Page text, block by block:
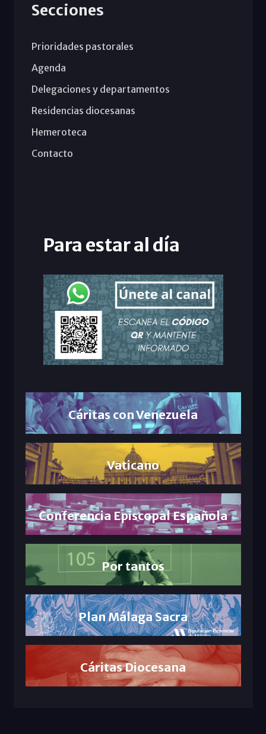
Secciones
Prioridades pastorales
Agenda
Delegaciones y departamentos
Residencias diocesanas
Hemeroteca
Contacto
Para estar al día
Cáritas con Venezuela
Vaticano
Conferencia Episcopal Española
Por tantos
Plan Málaga Sacra
Cáritas Diocesana